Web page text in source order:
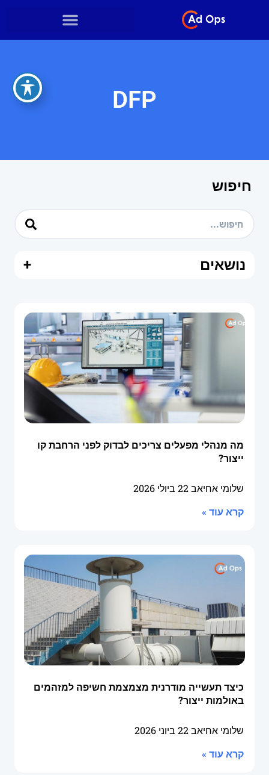
DFP
חיפוש
נושאים +
מה מנהלי מפעלים צריכים לבדוק לפני הרחבת קו
ייצור?
שלומי אחיאב22 ביולי 2026
קרא עוד »
כיצד תעשייה מודרנית מצמצמת חשיפה למזהמים
באולמות ייצור?
שלומי אחיאב22 ביוני 2026
קרא עוד »